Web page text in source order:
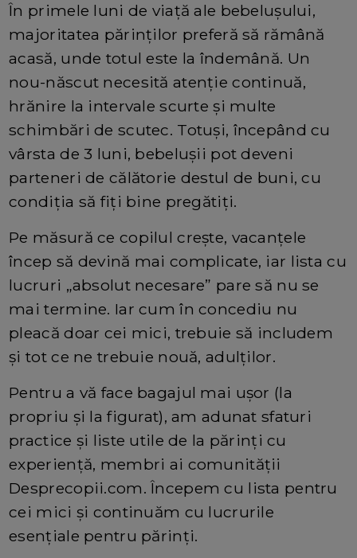
În primele luni de viață ale bebelușului,
majoritatea părinților preferă să rămână
acasă, unde totul este la îndemână. Un
nou-născut necesită atenție continuă,
hrănire la intervale scurte și multe
schimbări de scutec. Totuși, începând cu
vârsta de 3 luni, bebelușii pot deveni
parteneri de călătorie destul de buni, cu
condiția să fiți bine pregătiți.
Pe măsură ce copilul crește, vacanțele
încep să devină mai complicate, iar lista cu
lucruri „absolut necesare” pare să nu se
mai termine. Iar cum în concediu nu
pleacă doar cei mici, trebuie să includem
și tot ce ne trebuie nouă, adulților.
Pentru a vă face bagajul mai ușor (la
propriu și la figurat), am adunat sfaturi
practice și liste utile de la părinți cu
experiență, membri ai comunității
Desprecopii.com. Începem cu lista pentru
cei mici și continuăm cu lucrurile
esențiale pentru părinți.